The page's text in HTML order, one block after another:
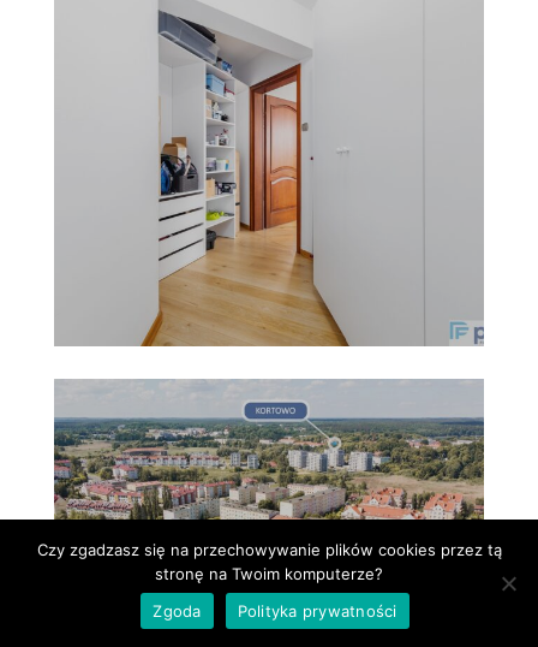
Czy zgadzasz się na przechowywanie plików cookies przez tą
stronę na Twoim komputerze?
Zgoda
Polityka prywatności